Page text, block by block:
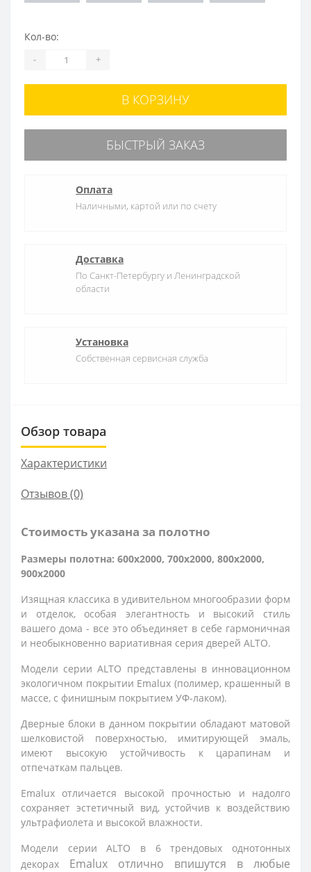
Кол-во:
- +
В КОРЗИНУ
БЫСТРЫЙ ЗАКАЗ
Оплата
Наличными, картой или по счету
Доставка
По Санкт-Петербургу и Ленинградской
области
Установка
Собственная сервисная служба
Обзор товара
Характеристики
Отзывов (0)
Стоимость указана за полотно
Размеры полотна: 600x2000, 700x2000, 800x2000,
900x2000
Изящная классика в удивительном многообразии форм
и отделок, особая элегантность и высокий стиль
вашего дома - все это объединяет в себе гармоничная
и необыкновенно вариативная серия дверей ALTO.
Модели серии ALTO представлены в инновационном
экологичном покрытии Emalux (полимер, крашенный в
массе, с финишным покрытием УФ-лаком).
Дверные блоки в данном покрытии обладают матовой
шелковистой поверхностью, имитирующей эмаль,
имеют высокую устойчивость к царапинам и
отпечаткам пальцев.
Emalux отличается высокой прочностью и надолго
сохраняет эстетичный вид, устойчив к воздействию
ультрафиолета и высокой влажности.
Модели серии ALTO в 6 трендовых однотонных
декорах
Emalux отлично впишутся в любые